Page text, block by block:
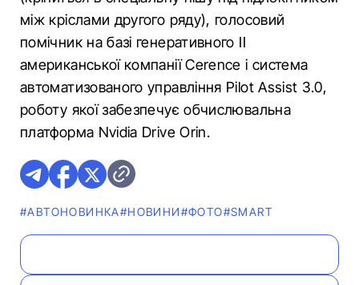
між кріслами другого ряду), голосовий
помічник на базі генеративного ІІ
американської компанії Cerence і система
автоматизованого управління Pilot Assist 3.0,
роботу якої забезпечує обчислювальна
платформа Nvidia Drive Orin.
#АВТОНОВИНКА#НОВИНИ#ФОТО#SMART